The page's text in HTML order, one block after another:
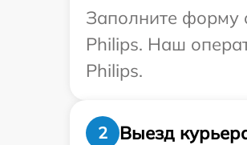
Заполните форму
Philips. Наш
Philips.
2
Выезд